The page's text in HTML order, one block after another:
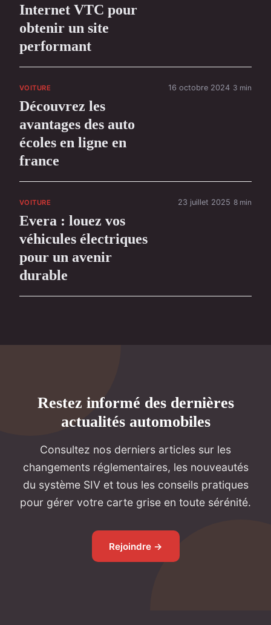
Internet VTC pour
obtenir un site
performant
VOITURE
Découvrez les
avantages des auto
écoles en ligne en
france
16 octobre 2024 3 min
VOITURE
Evera : louez vos
véhicules électriques
pour un avenir
durable
23 juillet 2025 8 min
Restez informé des dernières
actualités automobiles
Consultez nos derniers articles sur les
changements réglementaires, les nouveautés
du système SIV et tous les conseils pratiques
pour gérer votre carte grise en toute sérénité.
Rejoindre →